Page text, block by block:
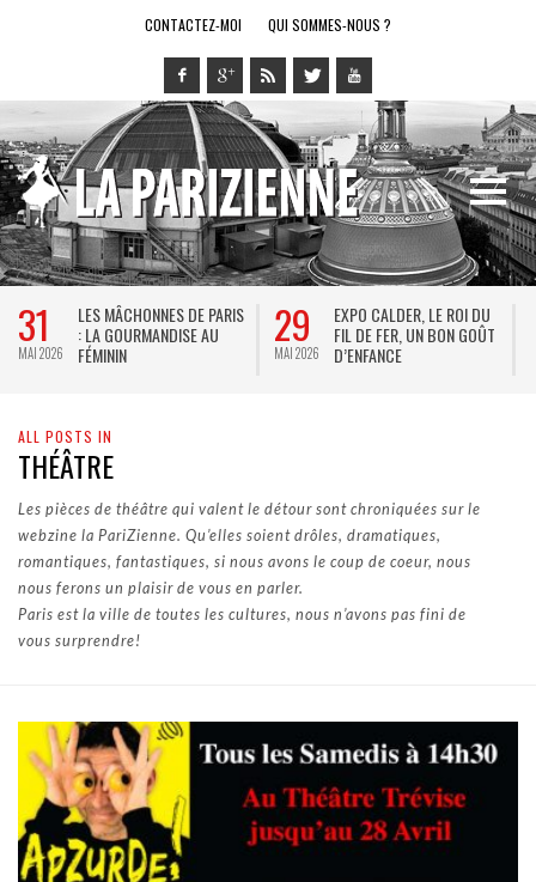
CONTACTEZ-MOI QUI SOMMES-NOUS ?
LES MÂCHONNES DE PARIS
: LA GOURMANDISE AU
FÉMININ
29
EXPO CALDER, LE ROI DU
FIL DE FER, UN BON GOÛT
D’ENFANCE
28
ALL POSTS IN
THÉÂTRE
Les pièces de théâtre qui valent le détour sont chroniquées sur le
webzine la PariZienne. Qu’elles soient drôles, dramatiques,
romantiques, fantastiques, si nous avons le coup de coeur, nous
nous ferons un plaisir de vous en parler.
Paris est la ville de toutes les cultures, nous n’avons pas fini de
vous surprendre!